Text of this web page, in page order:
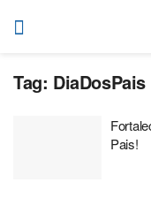
Tag: DiaDosPais
Pais!